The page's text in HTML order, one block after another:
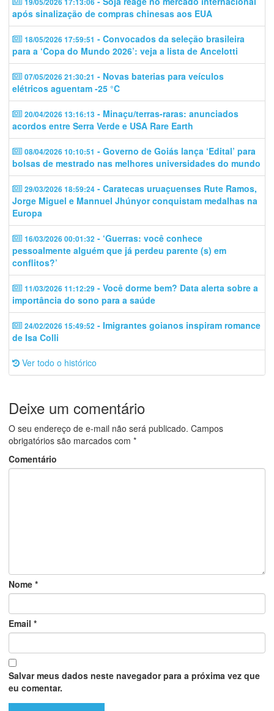
19/05/2026 17:13:06
após sinalização de compras chinesas aos EUA
18/05/2026 17:59:51 - Convocados da seleção brasileira
para a ‘Copa do Mundo 2026’: veja a lista de Ancelotti
07/05/2026 21:30:21 - Novas baterias para veículos
elétricos aguentam -25 °C
20/04/2026 13:16:13 - Minaçu/terras-raras: anunciados
acordos entre Serra Verde e USA Rare Earth
08/04/2026 10:10:51 - Governo de Goiás lança ‘Edital’ para
bolsas de mestrado nas melhores universidades do mundo
29/03/2026 18:59:24 - Caratecas uruaçuenses Rute Ramos,
Jorge Miguel e Mannuel Jhúnyor conquistam medalhas na
Europa
16/03/2026 00:01:32 - ‘Guerras: você conhece
pessoalmente alguém que já perdeu parente (s) em
conflitos?’
11/03/2026 11:12:29 - Você dorme bem? Data alerta sobre a
importância do sono para a saúde
24/02/2026 15:49:52 - Imigrantes goianos inspiram romance
de Isa Colli
Ver todo o histórico
Deixe um comentário
O seu endereço de e-mail não será publicado. Campos
obrigatórios são marcados com *
Comentário
Nome *
Email *
Salvar meus dados neste navegador para a próxima vez que
eu comentar.